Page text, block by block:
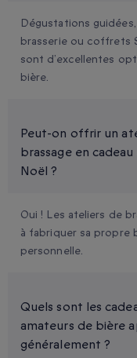
Dégustations
brasserie ou coffrets
sont d’excellentes
bière.
Peut-on offrir un
brassage en
Noël ?
Oui ! Les ateliers de
à fabriquer sa propre
personnelle.
Quels sont les
amateurs de bière
généralement ?